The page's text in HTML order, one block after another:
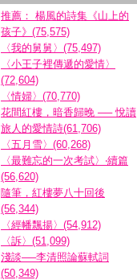
推薦： 楊風的詩集《山上的
孩子》(75,575)
〈我的舅舅〉(75,497)
〈小王子裡傳遞的愛情〉
(72,604)
〈情婦〉(70,770)
花間紅樓，暗香歸晚 ── 悅讀
旅人的愛情詩(61,706)
〈五月雪〉(60,268)
〈最難忘的一次考試〉‧續篇
(56,620)
隨筆，紅樓夢八十回後
(56,344)
〈經幡飄揚〉(54,912)
〈訴〉(51,099)
淺談──李清照論蘇軾詞
(50,349)